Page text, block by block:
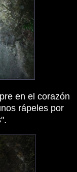
en el corazón
rápeles por